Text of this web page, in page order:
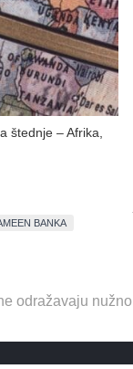
štednje – Afrika,
BANKA
odražavaju nužno